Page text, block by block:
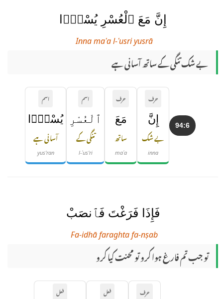
إِنَّ مَعَ ٱلْعُسْرِ يُسْرًۭا
Inna maʿa l-ʿusri yusrā
بے شک تنگی کے ساتھ آسانی ہے
94:6
حرف
إِنَّ
بے شک
inna
حرف
مَعَ
ساتھ
maʿa
اسم
ٱلْعُسْرِ
تنگی کے
l-ʿus'ri
اسم
يُسْرًۭا
آسانی ہے
yus'ran
فَإِذَا فَرَغْتَ فَٱنصَبْ
Fa-idhā faraghta fa-nṣab
تو جب تم فارغ ہوا کرو تو محنت کیا کرو
حرف فعل فعل